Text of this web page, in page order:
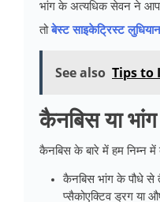
भांग के अत्यधिक सेवन ने
तोबेस्ट साइकेट्रिस्ट
See also Tips to
कैनबिस या भांग
कैनबिस के बारे में हम निम्न में
कैनबिस भांग के पौधे से
प्सैकोएक्टिव ड्रग या